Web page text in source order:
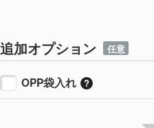
追加オプション 任意
OPP袋入れ